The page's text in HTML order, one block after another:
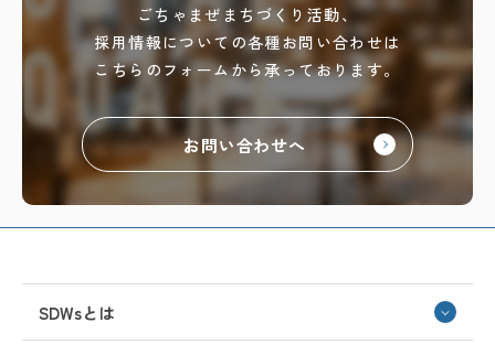
ごちゃまぜまちづくり活動、
採用情報についての各種お問い合わせは
こちらのフォームから承っております。
お問い合わせへ
SDWsとは